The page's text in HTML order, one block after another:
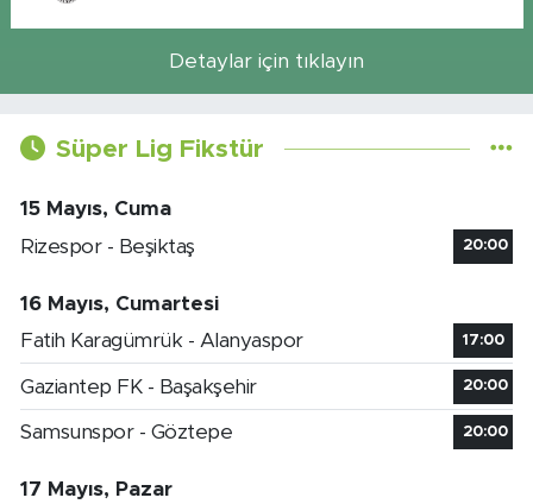
Detaylar için tıklayın
Süper Lig Fikstür
15 Mayıs, Cuma
Rizespor - Beşiktaş
20:00
16 Mayıs, Cumartesi
Fatih Karagümrük - Alanyaspor
17:00
Gaziantep FK - Başakşehir 20:00
Samsunspor - Göztepe 20:00
17 Mayıs, Pazar